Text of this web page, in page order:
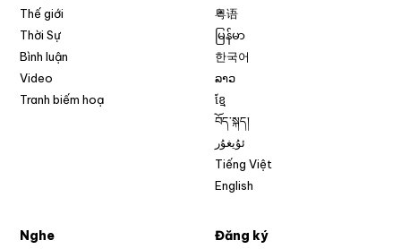
Thế giới
Thời Sự
Bình luận
Video
Tranh biếm hoạ
粤语
မြန်မာ
한국어
ລາວ
ខ្មែ
བོད་སྐད།
ئۇيغۇر
Tiếng Việt
English
Nghe Đăng ký